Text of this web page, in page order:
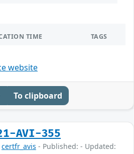
TIME TAGS
website
To clipboard
AVI-355
certfr_avis - Published: - Updated: